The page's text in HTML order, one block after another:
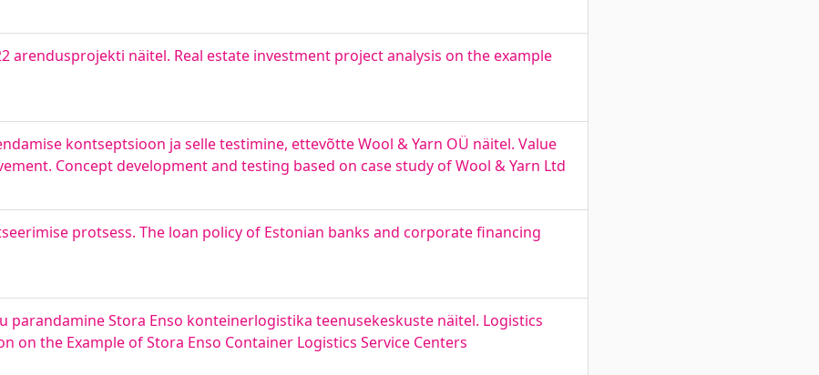
arendusprojekti näitel. Real estate investment project analysis on the example
kontseptsioon ja selle testimine, ettevõtte Wool & Yarn OÜ näitel. Value
Concept development and testing based on case study of Wool & Yarn Ltd
protsess. The loan policy of Estonian banks and corporate financing
parandamine Stora Enso konteinerlogistika teenusekeskuste näitel. Logistics
on the Example of Stora Enso Container Logistics Service Centers